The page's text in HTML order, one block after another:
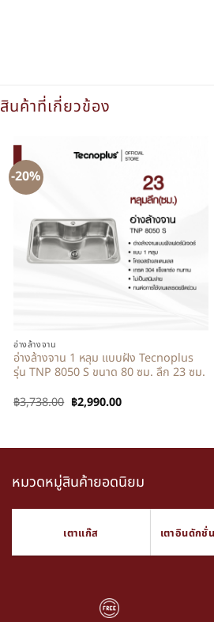
สินค้าที่เกี่ยวข้อง
-20%
อ่างล้างจาน
อ่างล้างจาน 1 หลุม แบบฝัง Tecnoplus
รุ่น TNP 8050 S ขนาด 80 ซม. ลึก 23 ซม.
฿3,738.00 ฿2,990.00
หมวดหมู่สินค้ายอดนิยม
เตาแก๊ส เตาอินดักชั่